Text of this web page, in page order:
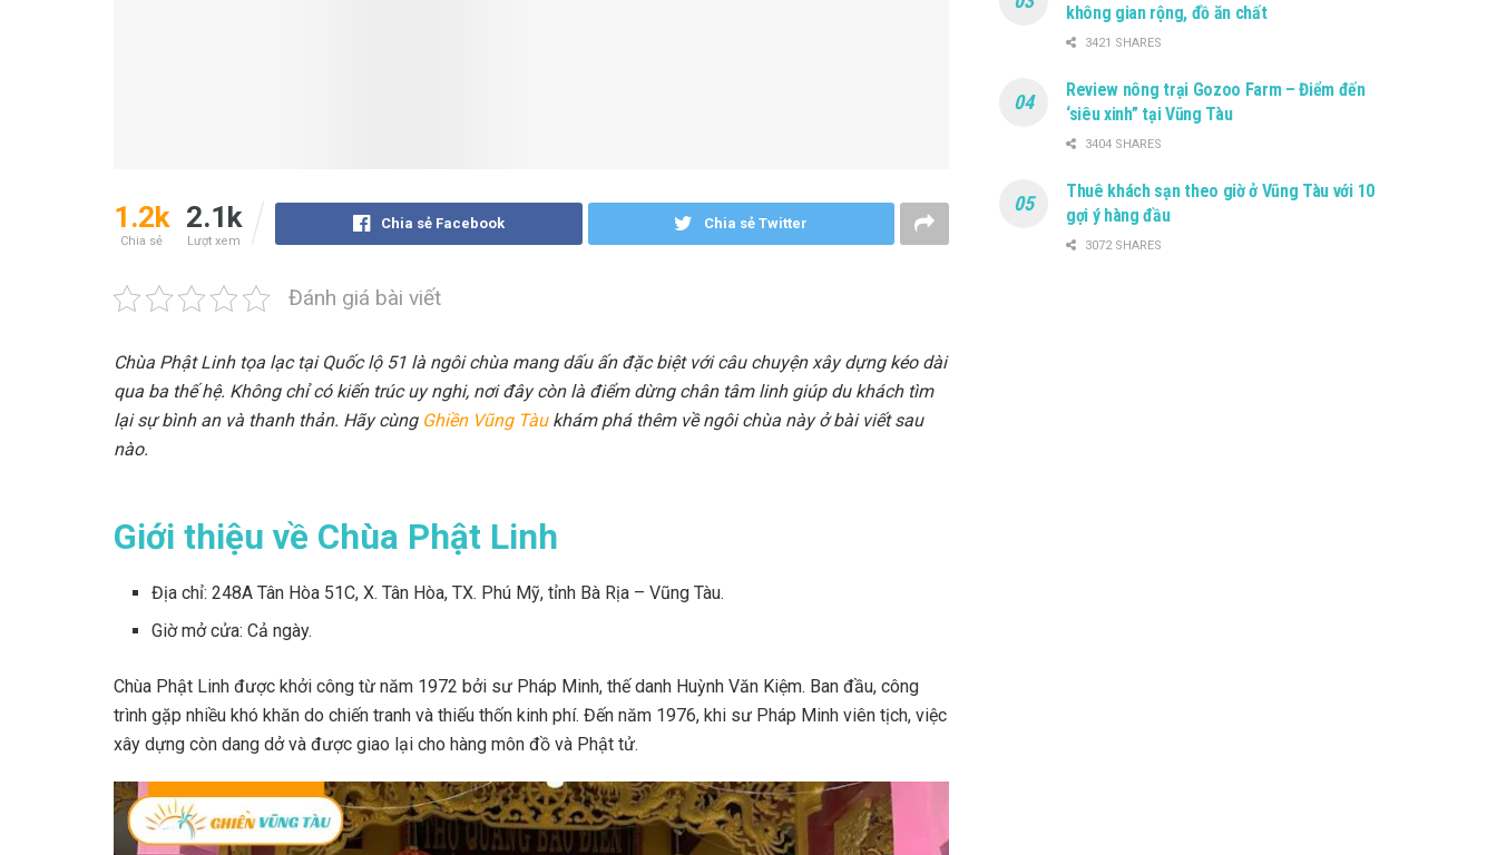
1.2k
Chia sẻ
2.1k
Lượt xem
Chia sẻ Facebook Chia sẻ Twitter
Đánh giá bài viết
Chùa Phật Linh tọa lạc tại Quốc lộ 51 là ngôi chùa mang dấu ấn đặc biệt với câu chuyện xây dựng kéo dài
qua ba thế hệ. Không chỉ có kiến trúc uy nghi, nơi đây còn là điểm dừng chân tâm linh giúp du khách tìm
lại sự bình an và thanh thản. Hãy cùng Ghiền Vũng Tàukhám phá thêm về ngôi chùa này ở bài viết sau
nào.
Giới thiệu về Chùa Phật Linh
Địa chỉ: 248A Tân Hòa 51C, X. Tân Hòa, TX. Phú Mỹ, tỉnh Bà Rịa – Vũng Tàu.
Giờ mở cửa: Cả ngày.
Chùa Phật Linh được khởi công từ năm 1972 bởi sư Pháp Minh, thế danh Huỳnh Văn Kiệm. Ban đầu, công
trình gặp nhiều khó khăn do chiến tranh và thiếu thốn kinh phí. Đến năm 1976, khi sư Pháp Minh viên tịch, việc
xây dựng còn dang dở và được giao lại cho hàng môn đồ và Phật tử.
không gian rộng, đồ ăn chất
3421 SHARES
Review nông trại Gozoo Farm – Điểm đến
‘siêu xinh” tại Vũng Tàu
3404 SHARES
Thuê khách sạn theo giờ ở Vũng Tàu với 10
gợi ý hàng đầu
3072 SHARES